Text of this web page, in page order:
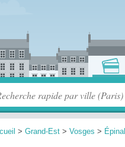
> Grand-Est > Vosges > Épinal